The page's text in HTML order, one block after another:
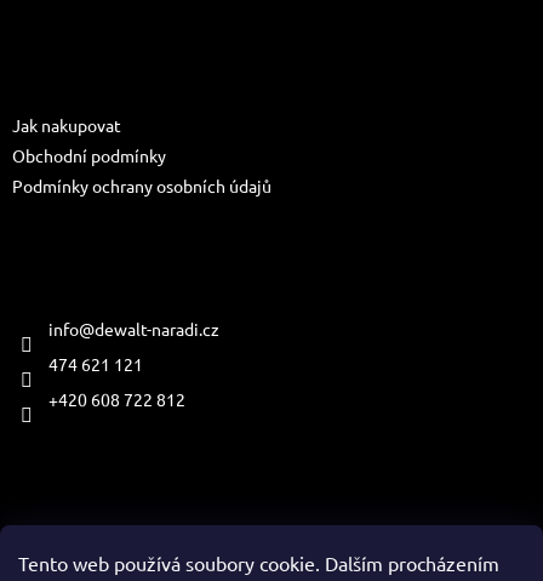
Tento web používá soubory cookie. Dalším procházením
Jak nakupovat
Obchodní podmínky
Podmínky ochrany osobních údajů
info@dewalt-naradi.cz
474 621 121
+420 608 722 812